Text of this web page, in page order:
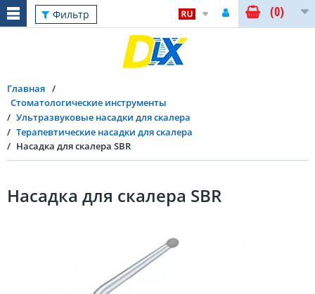
Фильтр (0)
Главная
Стоматологические инструменты
Ультразвуковые насадки для скалера
Терапевтические насадки для скалера
Насадка для скалера SBR
Насадка для скалера SBR